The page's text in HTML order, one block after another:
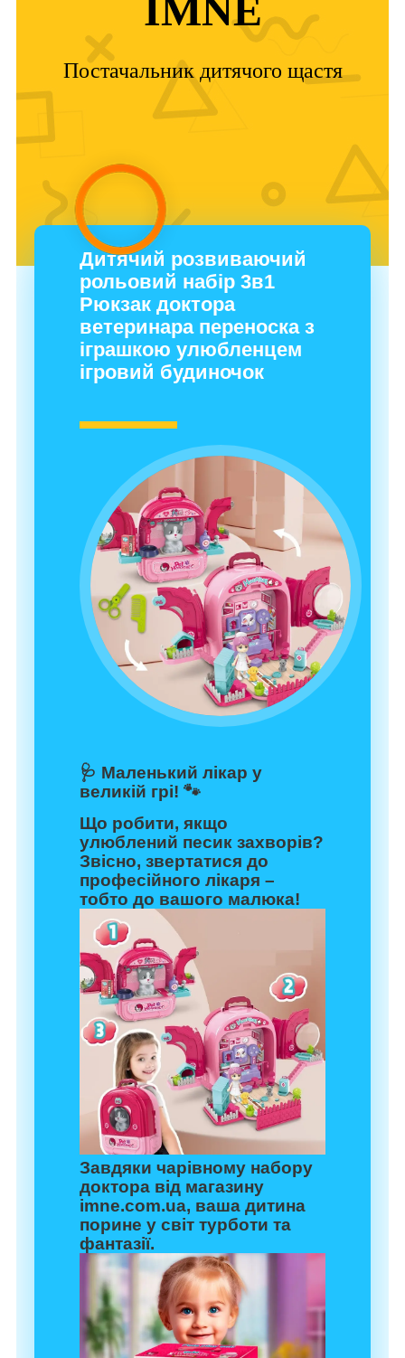
IMNE
Постачальник дитячого щастя
Дитячий розвиваючий
рольовий набір 3в1
Рюкзак доктора
ветеринара переноска з
іграшкою улюбленцем
ігровий будиночок
🩺 Маленький лікар у
великій грі! 🐾
Що робити, якщо
улюблений песик захворів?
Звісно, звертатися до
професійного лікаря –
тобто до вашого малюка!
Завдяки чарівному набору
доктора від магазину
imne.com.ua, ваша дитина
порине у світ турботи та
фантазії.